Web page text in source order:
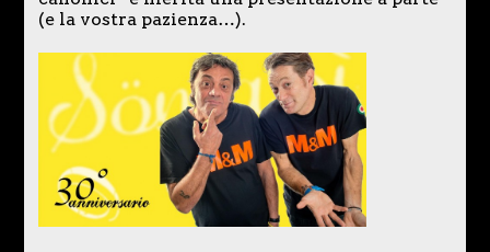
(e la vostra pazienza…).